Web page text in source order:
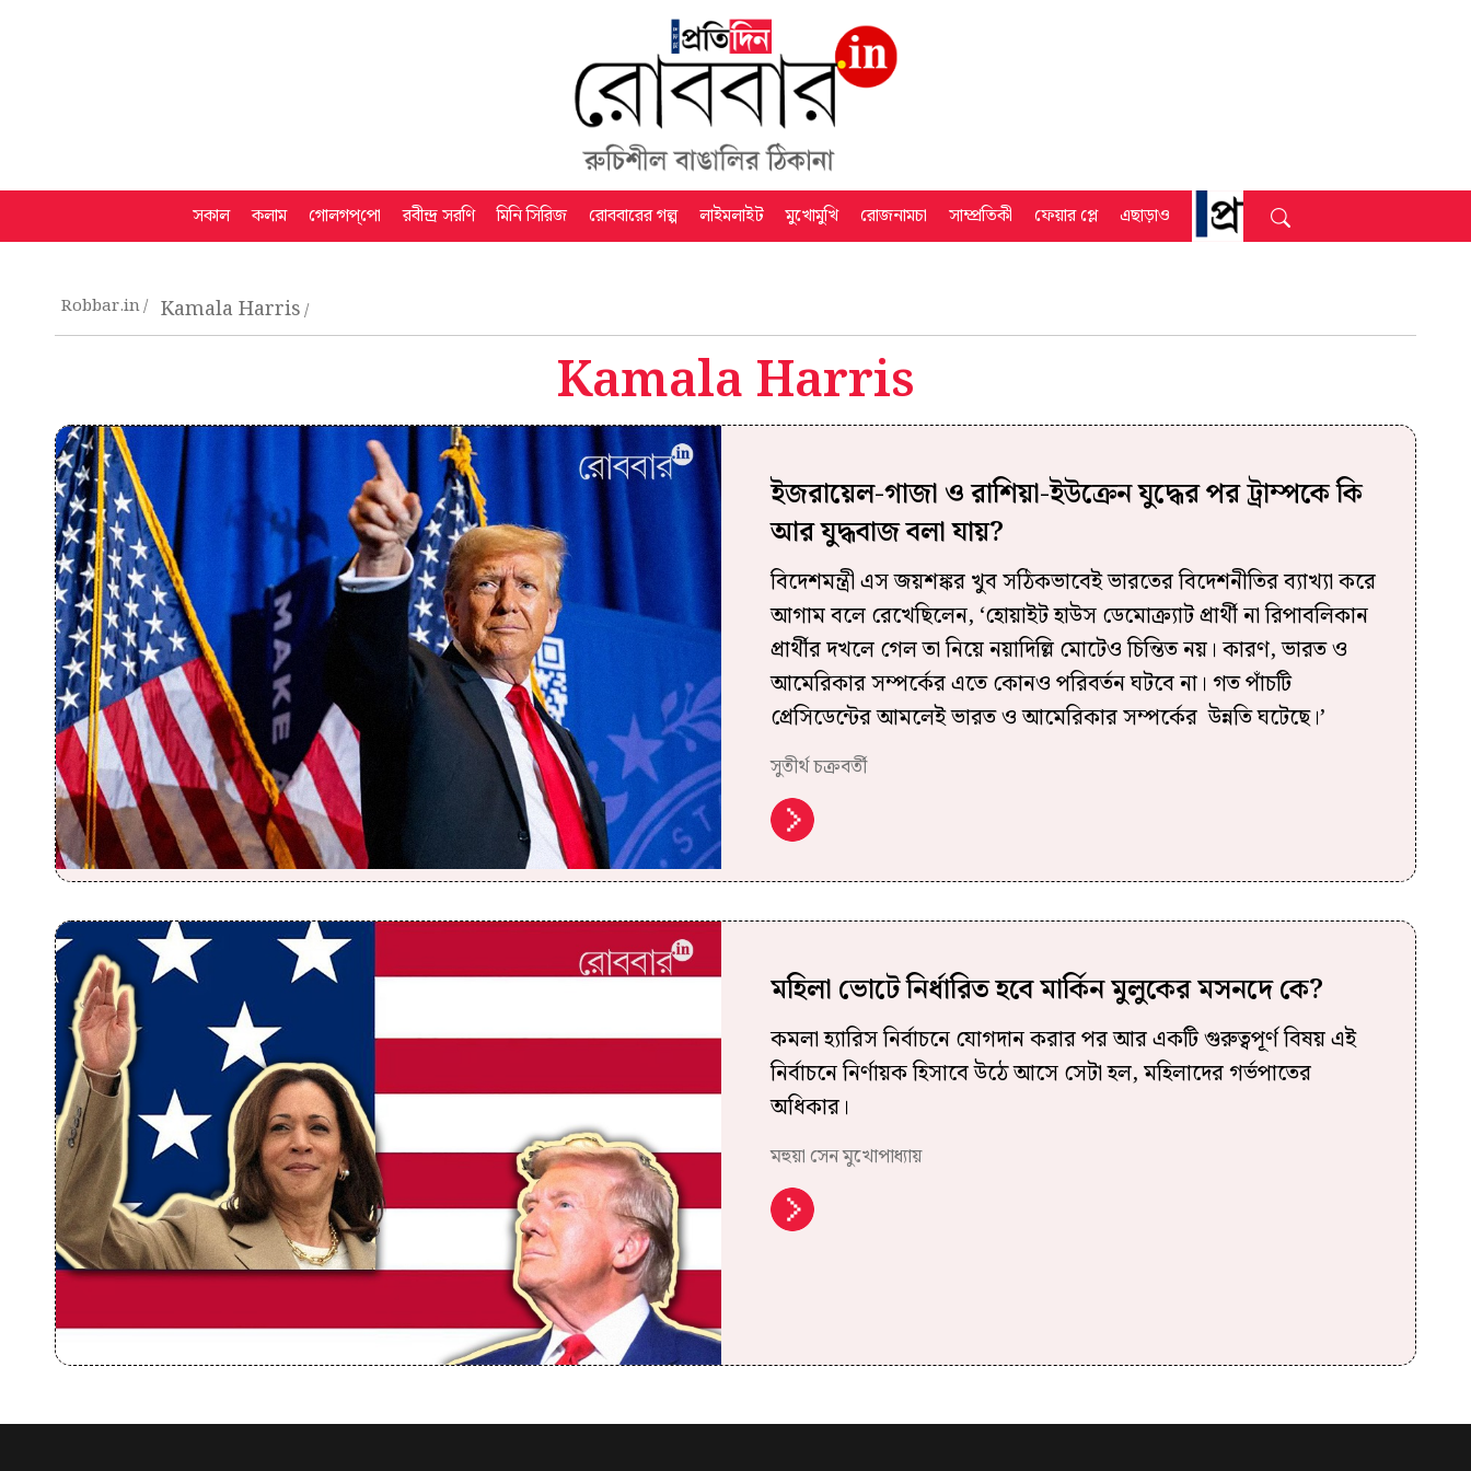
সকাল কলাম গোলগপ্‌পো রবীন্দ্র সরণি মিনি সিরিজ রোববারের গল্প লাইমলাইট মুখোমুখি রোজনামচা সাম্প্রতিকী ফেয়ার প্লে এছাড়াও
Robbar.in Kamala Harris
Kamala Harris
ইজরায়েল-গাজা ও রাশিয়া-ইউক্রেন যুদ্ধের পর ট্রাম্পকে কি
আর যুদ্ধবাজ বলা যায়?
বিদেশমন্ত্রী এস জয়শঙ্কর খুব সঠিকভাবেই ভারতের বিদেশনীতির ব‌্যাখ‌্যা করে
আগাম বলে রেখেছিলেন, ‘হোয়াইট হাউস ডেমোক্র‌্যাট প্রার্থী না রিপাবলিকান
প্রার্থীর দখলে গেল তা নিয়ে নয়াদিল্লি মোটেও চিন্তিত নয়। কারণ, ভারত ও
আমেরিকার সম্পর্কের এতে কোনও পরিবর্তন ঘটবে না। গত পাঁচটি
প্রেসিডেন্টের আমলেই ভারত ও আমেরিকার সম্পর্কের উন্নতি ঘটেছে।’
সুতীর্থ চক্রবর্তী
মহিলা ভোটে নির্ধারিত হবে মার্কিন মুলুকের মসনদে কে?
কমলা হ্যারিস নির্বাচনে যোগদান করার পর আর একটি গুরুত্বপূর্ণ বিষয় এই
নির্বাচনে নির্ণায়ক হিসাবে উঠে আসে সেটা হল, মহিলাদের গর্ভপাতের
অধিকার।
মহুয়া সেন মুখোপাধ্যায়